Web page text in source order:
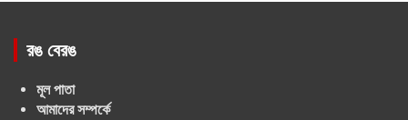
রঙ বেরঙ
মূল পাতা
আমাদের সম্পর্কে